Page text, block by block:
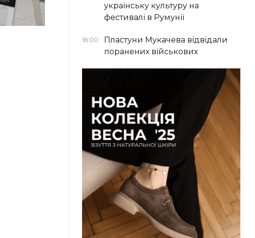
українську культуру на
фестивалі в Румунії
16:00
Пластуни Мукачева відвідали
поранених військових